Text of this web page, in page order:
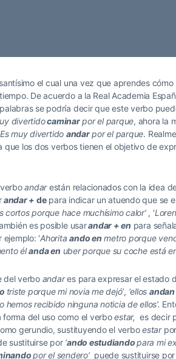
el cual una vez que aprendes
De acuerdo a la Real Academia
se podría decir que este verbo
divertidocaminarpor el parque, ahora la
Es muy divertido andarpor el parque.
que los dos verbos tienen el objetivo de
andarestán relacionados con la idea
andar + depara indicar un atuendo que se
cortos porque hace muchísimo calor’, ‘
es posible usarandar + en para
‘Ahoritaando en metro porque
élanda en uber porque su coche está en
del verboandares para expresar el estado
triste porque mi novia me dejó’, ‘ellos
hemos recibido ninguna noticia de ellos’.
del uso como el verboestar, es decir
gerundio, sustituyendo el verboestar
sustituirse por ‘ando estudiandopara mi
por el sendero’ puede sustituirse por